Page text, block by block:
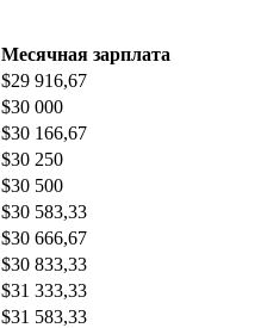
Месячная зарплата
$29 916,67
$30 000
$30 166,67
$30 250
$30 500
$30 583,33
$30 666,67
$30 833,33
$31 333,33
$31 583,33